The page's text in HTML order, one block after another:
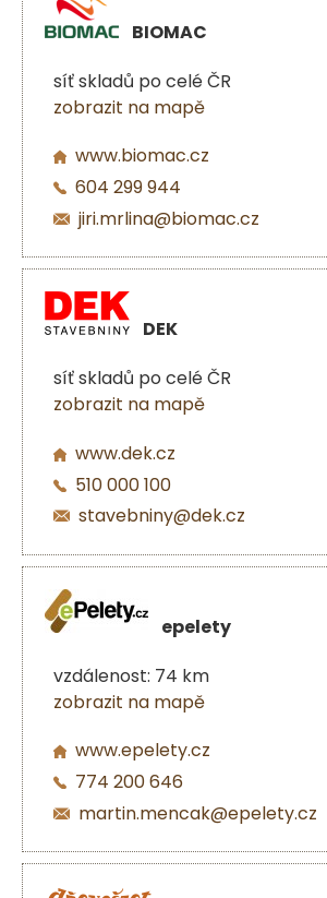
BIOMAC
síť skladů po celé ČR
zobrazit na mapě
www.biomac.cz
604 299 944
jiri.mrlina@biomac.cz
DEK
síť skladů po celé ČR
zobrazit na mapě
www.dek.cz
510 000 100
stavebniny@dek.cz
epelety
vzdálenost: 74 km
zobrazit na mapě
www.epelety.cz
774 200 646
martin.mencak@epelety.cz